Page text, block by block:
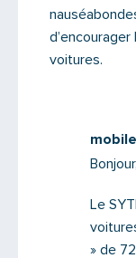
voitures.
Bonjour,
Le
» de